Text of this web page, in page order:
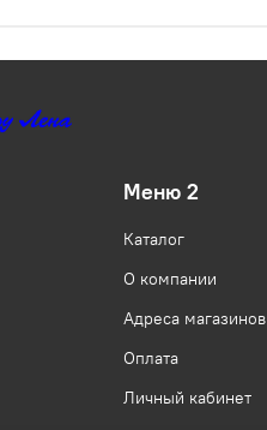
Меню 2
Каталог
О компании
Адреса магазинов
Оплата
Личный кабинет